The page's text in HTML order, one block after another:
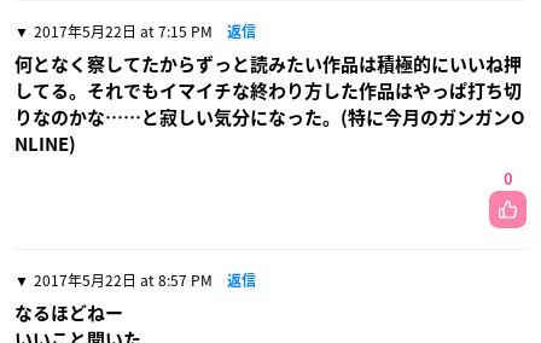
2017年5月22日 at 7:15 PM 返信
何となく察してたからずっと読みたい作品は積極的にいいね押
してる。それでもイマイチな終わり方した作品はやっぱ打ち切
りなのかな……と寂しい気分になった。(特に今月のガンガンO
NLINE)
0
2017年5月22日 at 8:57 PM 返信
なるほどねー